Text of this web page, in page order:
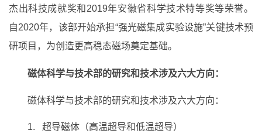
杰出科技成就奖和2019年安徽省科学技术特等奖等荣誉。
自2020年，该部开始承担“强光磁集成实验设施”关键技术预
研项目，为创造更高稳态磁场奠定基础。
磁体科学与技术部的研究和技术涉及六大方向：
磁体科学与技术部的研究和技术涉及六大方向：
1. 超导磁体（高温超导和低温超导）